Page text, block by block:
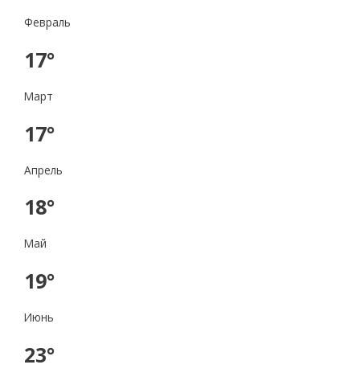
Февраль
17°
Март
17°
Апрель
18°
Май
19°
Июнь
23°